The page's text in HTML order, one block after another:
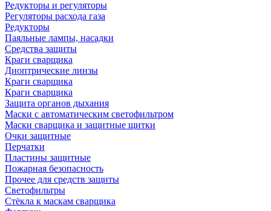
Редукторы и регуляторы
Регуляторы расхода газа
Редукторы
Паяльные лампы, насадки
Средства защиты
Краги сварщика
Диоптрические линзы
Краги сварщика
Краги сварщика
Защита органов дыхания
Маски с автоматическим светофильтром
Маски сварщика и защитные щитки
Очки защитные
Перчатки
Пластины защитные
Пожарная безопасность
Прочее для средств защиты
Светофильтры
Стёкла к маскам сварщика